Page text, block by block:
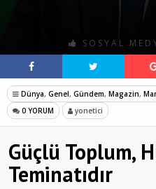
SOSYAL
Dünya, Genel, Gündem, Magazin,
0 YORUM
yonetici
Güçlü Toplum,
Teminatıdır